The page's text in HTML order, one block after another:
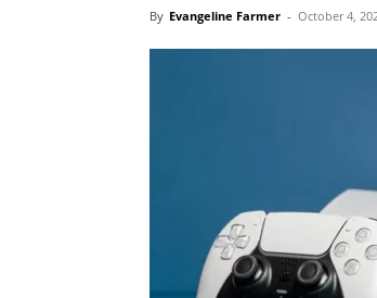
By Evangeline Farmer - October 4,